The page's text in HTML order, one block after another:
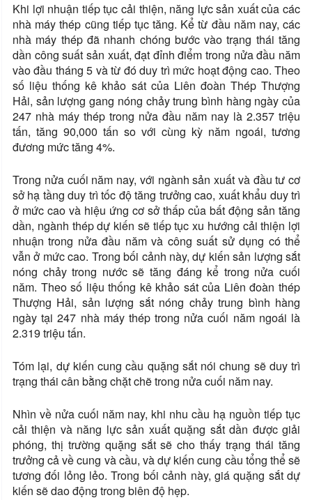
Khi lợi nhuận tiếp tục cải thiện, năng lực sản xuất của các
nhà máy thép cũng tiếp tục tăng. Kể từ đầu năm nay, các
nhà máy thép đã nhanh chóng bước vào trạng thái tăng
dần công suất sản xuất, đạt đỉnh điểm trong nửa đầu năm
vào đầu tháng 5 và từ đó duy trì mức hoạt động cao. Theo
số liệu thống kê khảo sát của Liên đoàn Thép Thượng
Hải, sản lượng gang nóng chảy trung bình hàng ngày của
247 nhà máy thép trong nửa đầu năm nay là 2.357 triệu
tấn, tăng 90,000 tấn so với cùng kỳ năm ngoái, tương
đương mức tăng 4%.
Trong nửa cuối năm nay, với ngành sản xuất và đầu tư cơ
sở hạ tầng duy trì tốc độ tăng trưởng cao, xuất khẩu duy trì
ở mức cao và hiệu ứng cơ sở thấp của bất động sản tăng
dần, ngành thép dự kiến ​​sẽ tiếp tục xu hướng cải thiện lợi
nhuận trong nửa đầu năm và công suất sử dụng có thể
vẫn ở mức cao. Trong bối cảnh này, dự kiến ​​sản lượng sắt
nóng chảy trong nước sẽ tăng đáng kể trong nửa cuối
năm. Theo số liệu thống kê khảo sát của Liên đoàn thép
Thượng Hải, sản lượng sắt nóng chảy trung bình hàng
ngày tại 247 nhà máy thép trong nửa cuối năm ngoái là
2.319 triệu tấn.
Tóm lại, dự kiến ​​cung cầu quặng sắt nói chung sẽ duy trì
trạng thái cân bằng chặt chẽ trong nửa cuối năm nay.
Nhìn về nửa cuối năm nay, khi nhu cầu hạ nguồn tiếp tục
cải thiện và năng lực sản xuất quặng sắt dần được giải
phóng, thị trường quặng sắt sẽ cho thấy trạng thái tăng
trưởng cả về cung và cầu, và dự kiến ​​cung cầu tổng thể sẽ
tương đối lỏng lẻo. Trong bối cảnh này, giá quặng sắt dự
kiến ​​sẽ dao động trong biên độ hẹp.